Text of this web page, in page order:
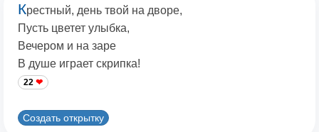
Крестный, день твой на дворе,
Пусть цветет улыбка,
Вечером и на заре
В душе играет скрипка!
22
Создать открытку